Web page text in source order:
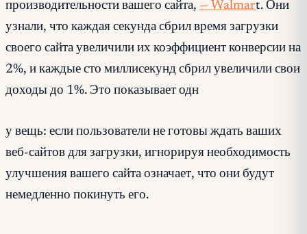
производительности вашего сайта, — Walmart. Они
узнали, что каждая секунда сбрил время загрузки
своего сайта увеличили их коэффициент конверсии на
2%, и каждые сто миллисекунд сбрил увеличили свои
доходы до 1%. Это показывает одн
у вещь: если пользователи не готовы ждать ваших
веб-сайтов для загрузки, игнорируя необходимость
улучшения вашего сайта означает, что они будут
немедленно покинуть его.